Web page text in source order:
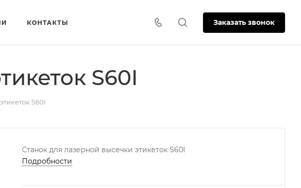
КОНТАКТЫ Заказать звонок
S60I
S60I
Станок для лазерной высечки этикеток S60I
Подробности